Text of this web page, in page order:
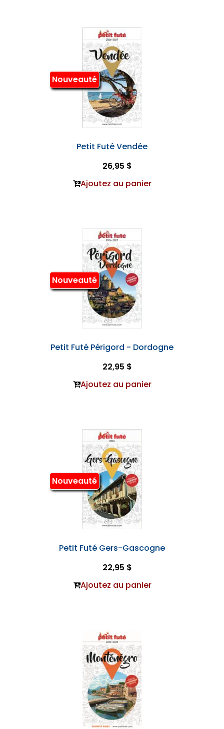
Nouveauté
Petit Futé Vendée
26,95 $
Ajoutez au panier
Nouveauté
Petit Futé Périgord - Dordogne
22,95 $
Ajoutez au panier
Nouveauté
Petit Futé Gers-Gascogne
22,95 $
Ajoutez au panier